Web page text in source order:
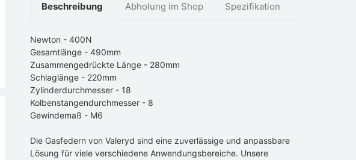
Beschreibung Abholung im Shop Spezifikation
Newton - 400N
Gesamtlänge - 490mm
Zusammengedrückte Länge - 280mm
Schlaglänge - 220mm
Zylinderdurchmesser - 18
Kolbenstangendurchmesser - 8
Gewindemaß - M6
Die Gasfedern von Valeryd sind eine zuverlässige und anpassbare
Lösung für viele verschiedene Anwendungsbereiche. Unsere